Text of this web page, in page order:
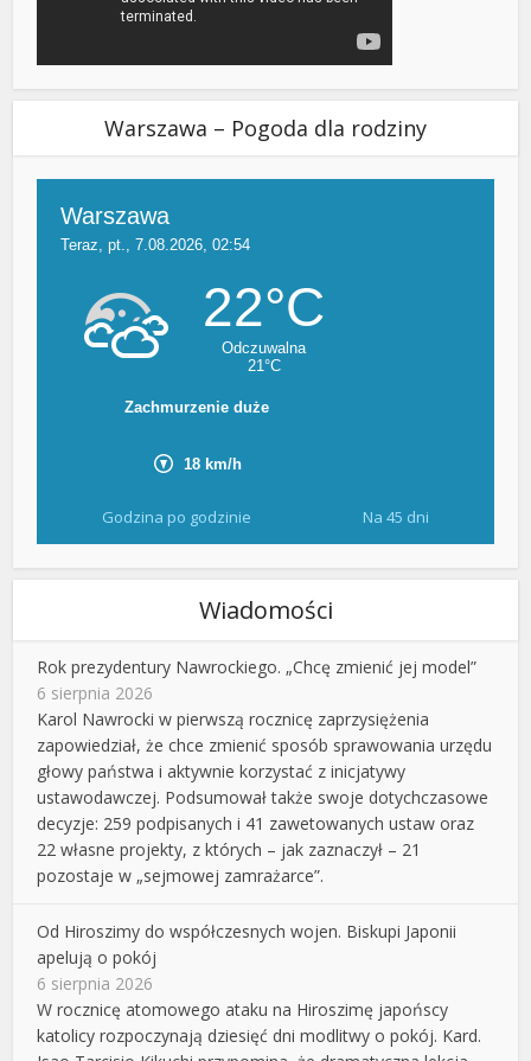
Warszawa – Pogoda dla rodziny
Godzina po godzinie Na 45 dni
Wiadomości
Rok prezydentury Nawrockiego. „Chcę zmienić jej model”
6 sierpnia 2026
Karol Nawrocki w pierwszą rocznicę zaprzysiężenia
zapowiedział, że chce zmienić sposób sprawowania urzędu
głowy państwa i aktywnie korzystać z inicjatywy
ustawodawczej. Podsumował także swoje dotychczasowe
decyzje: 259 podpisanych i 41 zawetowanych ustaw oraz
22 własne projekty, z których – jak zaznaczył – 21
pozostaje w „sejmowej zamrażarce”.
Od Hiroszimy do współczesnych wojen. Biskupi Japonii
apelują o pokój
6 sierpnia 2026
W rocznicę atomowego ataku na Hiroszimę japońscy
katolicy rozpoczynają dziesięć dni modlitwy o pokój. Kard.